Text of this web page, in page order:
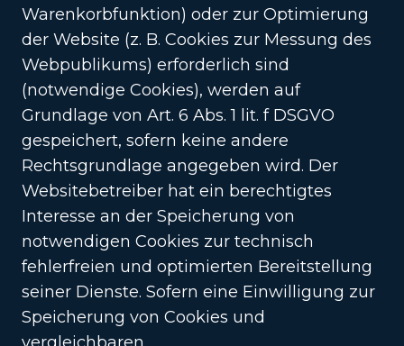
Warenkorbfunktion) oder zur Optimierung
der Website (z. B. Cookies zur Messung des
Webpublikums) erforderlich sind
(notwendige Cookies), werden auf
Grundlage von Art. 6 Abs. 1 lit. f DSGVO
gespeichert, sofern keine andere
Rechtsgrundlage angegeben wird. Der
Websitebetreiber hat ein berechtigtes
Interesse an der Speicherung von
notwendigen Cookies zur technisch
fehlerfreien und optimierten Bereitstellung
seiner Dienste. Sofern eine Einwilligung zur
Speicherung von Cookies und